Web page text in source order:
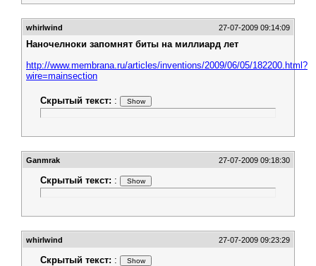
whirlwind 27-07-2009 09:14:09
Наночелноки запомнят биты на миллиард лет
http://www.membrana.ru/articles/inventions/2009/06/05/182200.html?
wire=mainsection
Скрытый текст: :
Ganmrak 27-07-2009 09:18:30
Скрытый текст: :
whirlwind 27-07-2009 09:23:29
Скрытый текст: :